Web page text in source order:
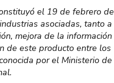
el 19 de febrero de
asociadas, tanto a
mejora de la información
de este producto entre los
por el Ministerio de